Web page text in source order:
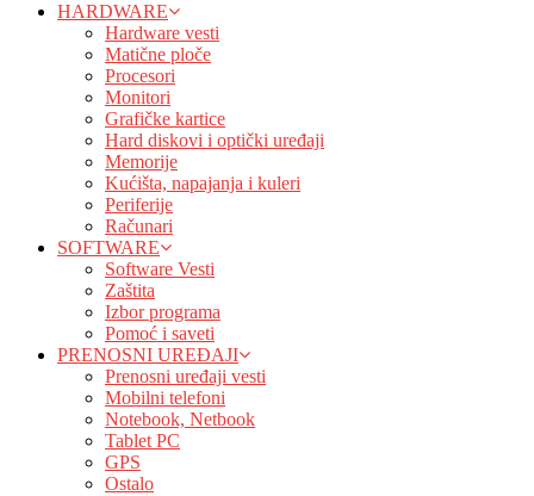
HARDWARE
Hardware vesti
Matične ploče
Procesori
Monitori
Grafičke kartice
Hard diskovi i optički uređaji
Memorije
Kućišta, napajanja i kuleri
Periferije
Računari
SOFTWARE
Software Vesti
Zaštita
Izbor programa
Pomoć i saveti
PRENOSNI UREĐAJI
Prenosni uređaji vesti
Mobilni telefoni
Notebook, Netbook
Tablet PC
GPS
Ostalo